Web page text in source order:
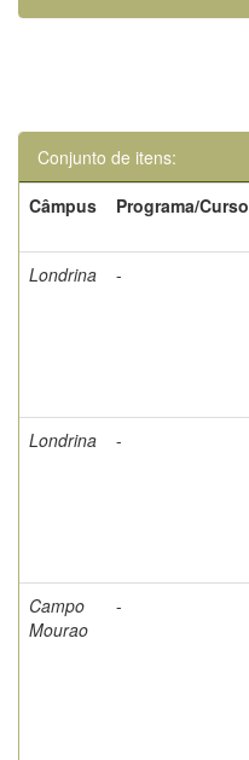
Conjunto de itens:
Câmpus
Programa/Curso
Londrina -
Londrina -
Campo
Mourao
-